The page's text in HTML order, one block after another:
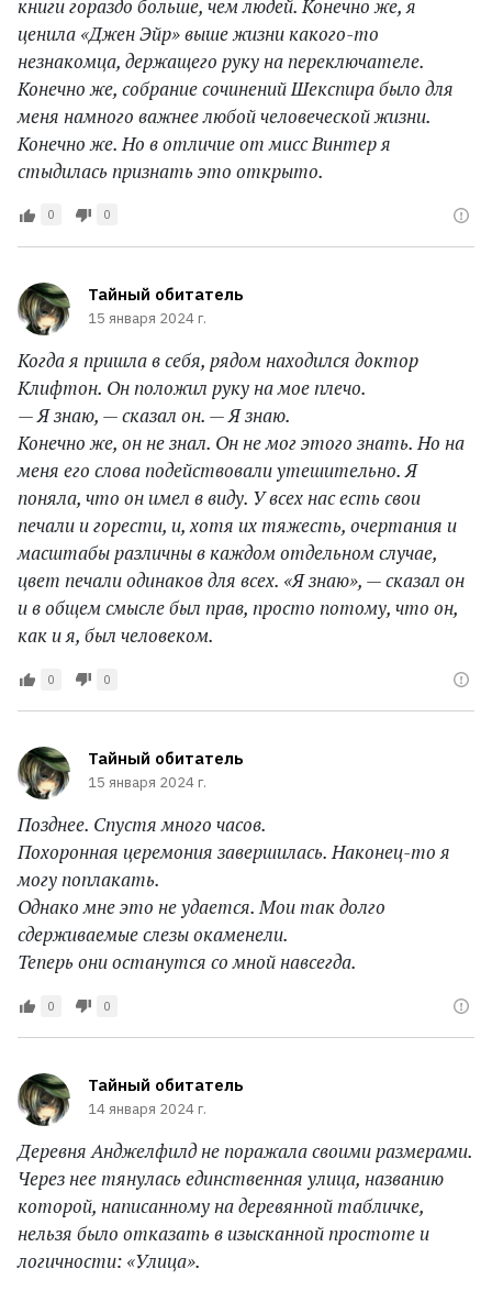
книги гораздо больше, чем людей. Конечно же, я
ценила «Джен Эйр» выше жизни какого-то
незнакомца, держащего руку на переключателе.
Конечно же, собрание сочинений Шекспира было для
меня намного важнее любой человеческой жизни.
Конечно же. Но в отличие от мисс Винтер я
стыдилась признать это открыто.
0 0
Тайный обитатель
15 января 2024 г.
Когда я пришла в себя, рядом находился доктор
Клифтон. Он положил руку на мое плечо.
— Я знаю, — сказал он. — Я знаю.
Конечно же, он не знал. Он не мог этого знать. Но на
меня его слова подействовали утешительно. Я
поняла, что он имел в виду. У всех нас есть свои
печали и горести, и, хотя их тяжесть, очертания и
масштабы различны в каждом отдельном случае,
цвет печали одинаков для всех. «Я знаю», — сказал он
и в общем смысле был прав, просто потому, что он,
как и я, был человеком.
0 0
Тайный обитатель
15 января 2024 г.
Позднее. Спустя много часов.
Похоронная церемония завершилась. Наконец-то я
могу поплакать.
Однако мне это не удается. Мои так долго
сдерживаемые слезы окаменели.
Теперь они останутся со мной навсегда.
0 0
Тайный обитатель
14 января 2024 г.
Деревня Анджелфилд не поражала своими размерами.
Через нее тянулась единственная улица, названию
которой, написанному на деревянной табличке,
нельзя было отказать в изысканной простоте и
логичности: «Улица».